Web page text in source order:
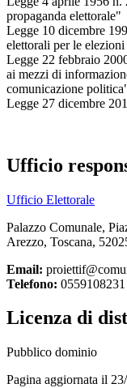
propaganda elettorale"
Legge 10 dicembre
elettorali per le
Legge 22 febbraio
ai mezzi di
comunicazione
Legge 27 dicembre
Ufficio
Ufficio Elettorale
Palazzo Comunale,
Arezzo, Toscana,
Email:
Telefono: 0559108231
Licenza di
Pubblico dominio
Pagina aggiornata il